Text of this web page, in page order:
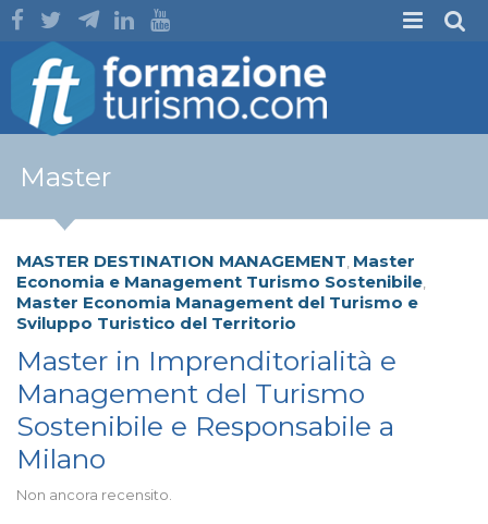
Master
MASTER DESTINATION MANAGEMENT Master
Economia e Management Turismo Sostenibile
Master Economia Management del Turismo e
Sviluppo Turistico del Territorio
Master in Imprenditorialità e
Management del Turismo
Sostenibile e Responsabile a
Milano
Non ancora recensito.